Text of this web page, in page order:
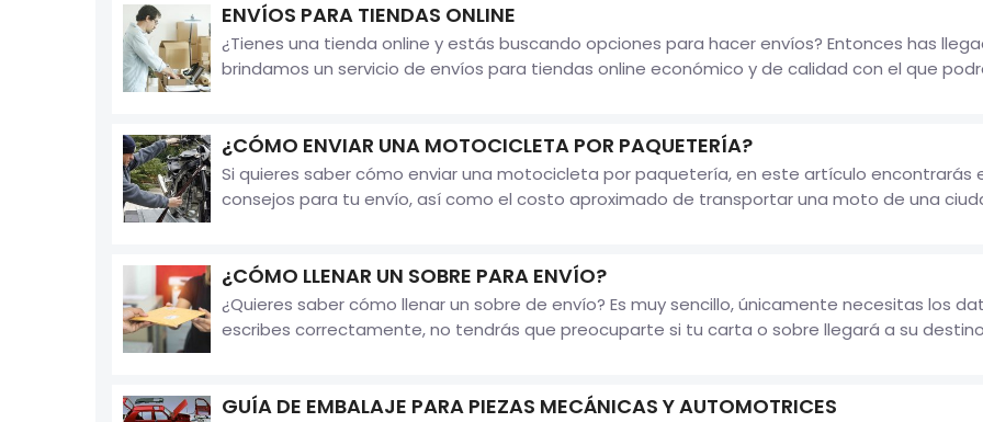
ENVÍOS PARA TIENDAS ONLINE
¿Tienes una tienda online y estás buscando opciones para hacer envíos? Entonces has
brindamos un servicio de envíos para tiendas online económico y de calidad con el que
¿CÓMO ENVIAR UNA MOTOCICLETA POR PAQUETERÍA?
Si quieres saber cómo enviar una motocicleta por paquetería, en este artículo encontrarás
consejos para tu envío, así como el costo aproximado de transportar una moto de una
¿CÓMO LLENAR UN SOBRE PARA ENVÍO?
¿Quieres saber cómo llenar un sobre de envío? Es muy sencillo, únicamente necesitas los
escribes correctamente, no tendrás que preocuparte si tu carta o sobre llegará a su
GUÍA DE EMBALAJE PARA PIEZAS MECÁNICAS Y AUTOMOTRICES